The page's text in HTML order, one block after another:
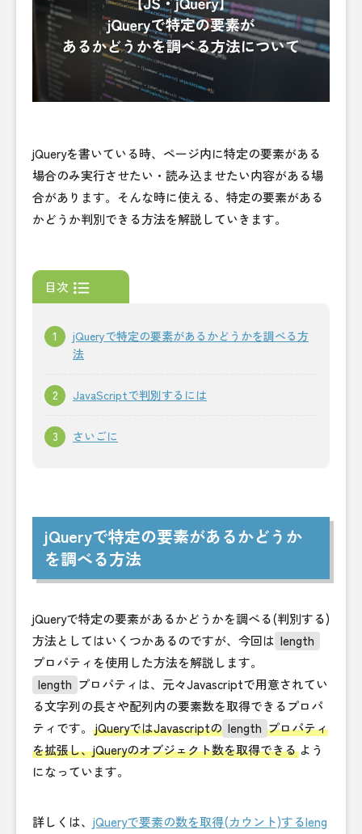
jQueryを書いている時、ページ内に特定の要素がある
場合のみ実行させたい・読み込ませたい内容がある場
合があります。そんな時に使える、特定の要素がある
かどうか判別できる方法を解説していきます。
目次
jQueryで特定の要素があるかどうかを調べる方
法
JavaScriptで判別するには
さいごに
jQueryで特定の要素があるかどうか
を調べる方法
jQueryで特定の要素があるかどうかを調べる(判別する)
方法としてはいくつかあるのですが、今回は length
プロパティを使用した方法を解説します。
length プロパティは、元々Javascriptで用意されてい
る文字列の長さや配列内の要素数を取得できるプロパ
ティです。
jQueryではJavascriptの length プロパティ
を拡張し、jQueryのオブジェクト数を取得できる よう
になっています。
詳しくは、 jQueryで要素の数を取得(カウント)するleng